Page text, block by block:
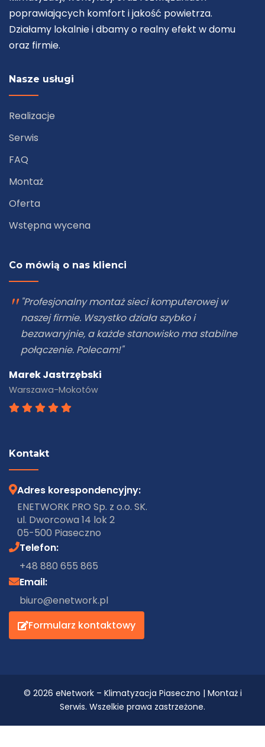
poprawiających komfort i jakość powietrza.
Działamy lokalnie i dbamy o realny efekt w domu
oraz firmie.
Nasze usługi
Realizacje
Serwis
FAQ
Montaż
Oferta
Wstępna wycena
Co mówią o nas klienci
"Profesjonalny montaż sieci komputerowej w
naszej firmie. Wszystko działa szybko i
bezawaryjnie, a każde stanowisko ma stabilne
połączenie. Polecam!"
Marek Jastrzębski
Warszawa-Mokotów
Kontakt
Adres korespondencyjny:
ENETWORK PRO Sp. z o.o. SK.
ul. Dworcowa 14 lok 2
05-500 Piaseczno
Telefon:
+48 880 655 865
Email:
biuro@enetwork.pl
Formularz kontaktowy
© 2026 eNetwork – Klimatyzacja Piaseczno | Montaż i
Serwis. Wszelkie prawa zastrzeżone.